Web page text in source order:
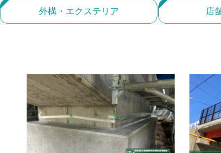
外構・エクステリア 店